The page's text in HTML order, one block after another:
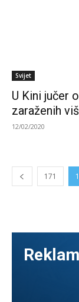
Svijet
U Kini jučer
zaraženih
12/02/2020
171